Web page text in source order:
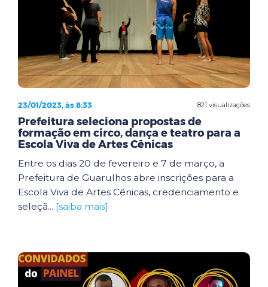
821 visualizações
23/01/2023, às 8:33
Prefeitura seleciona propostas de
formação em circo, dança e teatro para a
Escola Viva de Artes Cênicas
Entre os dias 20 de fevereiro e 7 de março, a
Prefeitura de Guarulhos abre inscrições para a
Escola Viva de Artes Cênicas, credenciamento e
seleçã... [saiba mais]